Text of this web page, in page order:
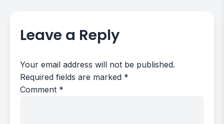
Leave a Reply
Your email address will not be published.
Required fields are marked *
Comment *